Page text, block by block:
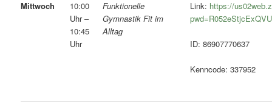
Mittwoch
10:00
Uhr –
10:45
Uhr
Funktionelle
Gymnastik Fit im
Alltag
Link: https://
ID: 86907770637
Kenncode: 337952